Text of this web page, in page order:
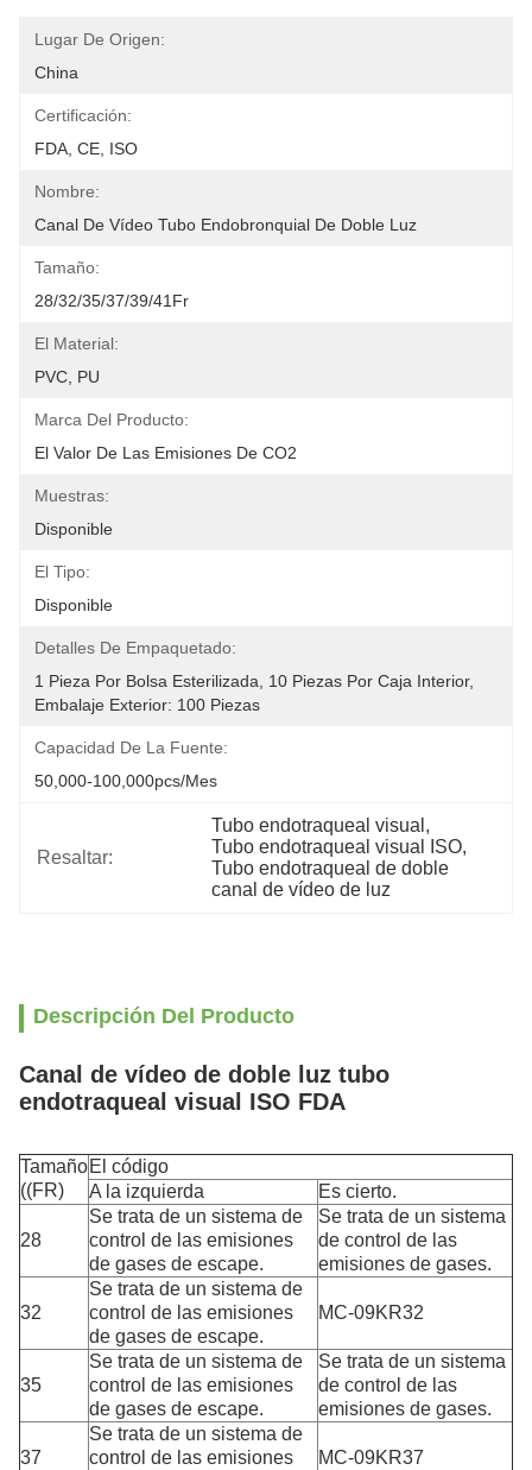
Lugar De Origen:
China
Certificación:
FDA, CE, ISO
Nombre:
Canal De Vídeo Tubo Endobronquial De Doble Luz
Tamaño:
28/32/35/37/39/41Fr
El Material:
PVC, PU
Marca Del Producto:
El Valor De Las Emisiones De CO2
Muestras:
Disponible
El Tipo:
Disponible
Detalles De Empaquetado:
1 Pieza Por Bolsa Esterilizada, 10 Piezas Por Caja Interior,
Embalaje Exterior: 100 Piezas
Capacidad De La Fuente:
50,000-100,000pcs/mes
Resaltar:
Tubo endotraqueal visual ,
Tubo endotraqueal visual ISO,
Tubo endotraqueal de doble
canal de vídeo de luz
Descripción Del Producto
Canal de vídeo de doble luz tubo
endotraqueal visual ISO FDA
Tamaño
((FR)
El código
A la izquierda
Es cierto.
28
Se trata de un sistema de
control de las emisiones
de gases de escape.
Se trata de un sistema
de control de las
emisiones de gases.
32
Se trata de un sistema de
control de las emisiones
de gases de escape.
MC-09KR32
35
Se trata de un sistema de
control de las emisiones
de gases de escape.
Se trata de un sistema
de control de las
emisiones de gases.
37
Se trata de un sistema de
control de las emisiones
MC-09KR37